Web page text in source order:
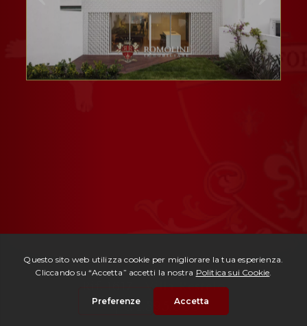
Villa Restelo
| € 1.395.000